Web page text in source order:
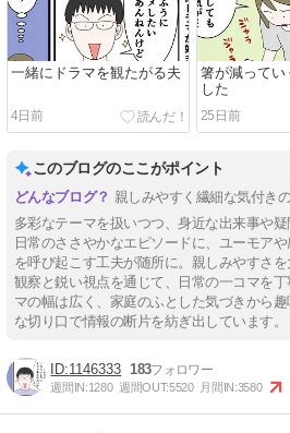
一緒にドラマを観たがる夫
4日前
箸が減ってい
した
25日前
このブログのここがポイント
親しみやすく繊細な気付き
多彩なテーマを扱いつつ、身近な出来事や
日常のささやかなエピソードに、ユーモア
を呼び起こす工夫が随所に。親しみやすさ
観察と鋭い視点を通じて、日常の一コマを
マの幅は広く、家庭のふとした気づきから
な切り口で情報の断片を紡ぎ出しています。
1146333 183
週間IN:1280 週間OUT:5520 月間IN:3580